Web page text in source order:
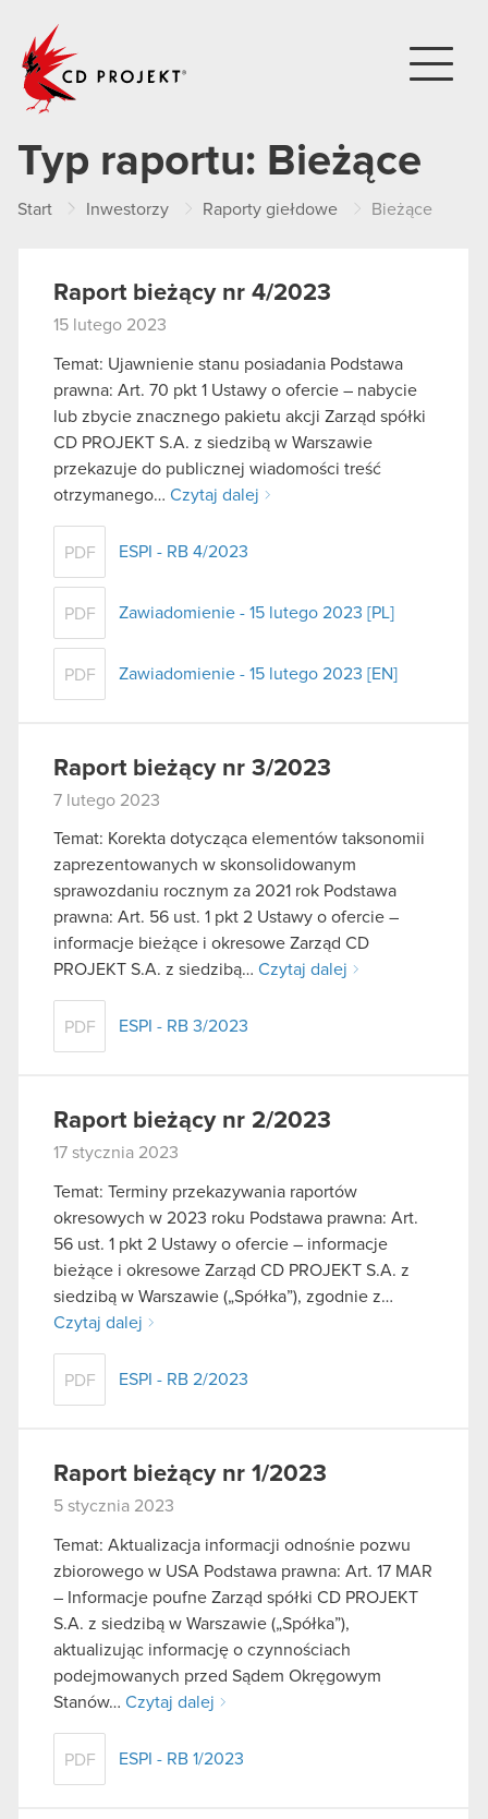
Typ raportu: Bieżące
Start Inwestorzy Raporty giełdowe Bieżące
Raport bieżący nr 4/2023
15 lutego 2023
Temat: Ujawnienie stanu posiadania Podstawa
prawna: Art. 70 pkt 1 Ustawy o ofercie – nabycie
lub zbycie znacznego pakietu akcji Zarząd spółki
CD PROJEKT S.A. z siedzibą w Warszawie
przekazuje do publicznej wiadomości treść
otrzymanego… Czytaj dalej
PDF ESPI - RB 4/2023
PDF Zawiadomienie - 15 lutego 2023 [PL]
PDF Zawiadomienie - 15 lutego 2023 [EN]
Raport bieżący nr 3/2023
7 lutego 2023
Temat: Korekta dotycząca elementów taksonomii
zaprezentowanych w skonsolidowanym
sprawozdaniu rocznym za 2021 rok Podstawa
prawna: Art. 56 ust. 1 pkt 2 Ustawy o ofercie –
informacje bieżące i okresowe Zarząd CD
PROJEKT S.A. z siedzibą… Czytaj dalej
PDF ESPI - RB 3/2023
Raport bieżący nr 2/2023
17 stycznia 2023
Temat: Terminy przekazywania raportów
okresowych w 2023 roku Podstawa prawna: Art.
56 ust. 1 pkt 2 Ustawy o ofercie – informacje
bieżące i okresowe Zarząd CD PROJEKT S.A. z
siedzibą w Warszawie („Spółka”), zgodnie z…
Czytaj dalej
PDF ESPI - RB 2/2023
Raport bieżący nr 1/2023
5 stycznia 2023
Temat: Aktualizacja informacji odnośnie pozwu
zbiorowego w USA Podstawa prawna: Art. 17 MAR
– Informacje poufne Zarząd spółki CD PROJEKT
S.A. z siedzibą w Warszawie („Spółka”),
aktualizując informację o czynnościach
podejmowanych przed Sądem Okręgowym
Stanów… Czytaj dalej
PDF ESPI - RB 1/2023